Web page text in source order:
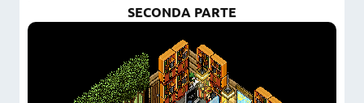
SECONDA PARTE